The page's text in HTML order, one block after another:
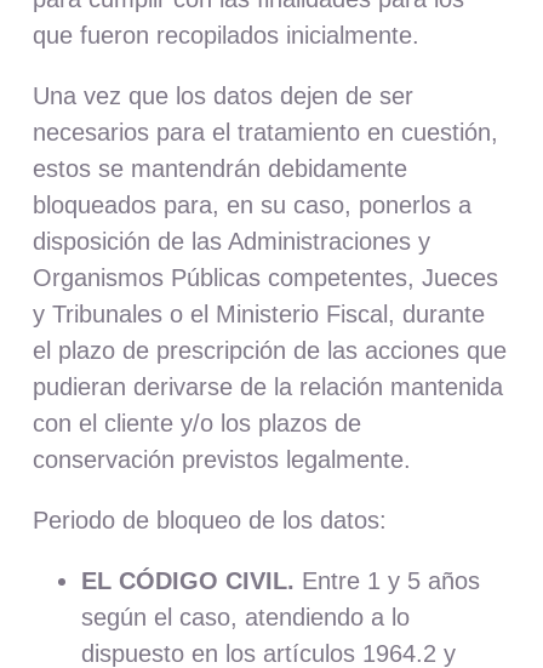
que fueron recopilados inicialmente.
Una vez que los datos dejen de ser
necesarios para el tratamiento en cuestión,
estos se mantendrán debidamente
bloqueados para, en su caso, ponerlos a
disposición de las Administraciones y
Organismos Públicas competentes, Jueces
y Tribunales o el Ministerio Fiscal, durante
el plazo de prescripción de las acciones que
pudieran derivarse de la relación mantenida
con el cliente y/o los plazos de
conservación previstos legalmente.
Periodo de bloqueo de los datos:
EL CÓDIGO CIVIL. Entre 1 y 5 años
según el caso, atendiendo a lo
dispuesto en los artículos 1964.2 y